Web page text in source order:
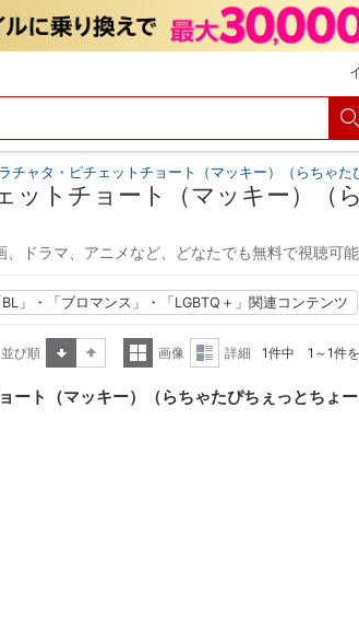
ラチャタ・ピチェットチョート（マッキー）（らちゃた
ットチョート（マッキー）（
ドラマ、アニメなど、どなたでも無料で視聴可能
BL」・「ブロマンス」・「LGBTQ＋」関連コンテンツ
並び順
表示
画像
表示
詳細 1件中 1～1件
ート（マッキー）（らちゃたぴちぇっとちょ